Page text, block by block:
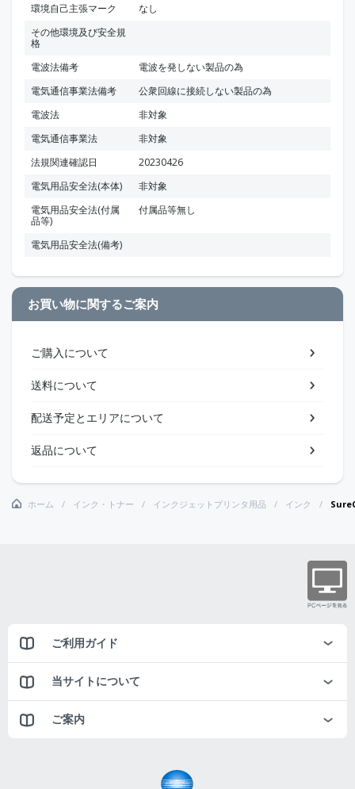
環境自己主張マーク
なし
その他環境及び安全規
格
電波法備考
電波を発しない製品の為
電気通信事業法備考
公衆回線に接続しない製品の為
電波法
非対象
電気通信事業法
非対象
法規関連確認日
20230426
電気用品安全法(本体)
非対象
電気用品安全法(付属
品等)
付属品等無し
電気用品安全法(備考)
お買い物に関するご案内
ご購入について
送料について
配送予定とエリアについて
返品について
ホーム インク・トナー インクジェットプリンタ用品 インク
ご利用ガイド
当サイトについて
ご案内